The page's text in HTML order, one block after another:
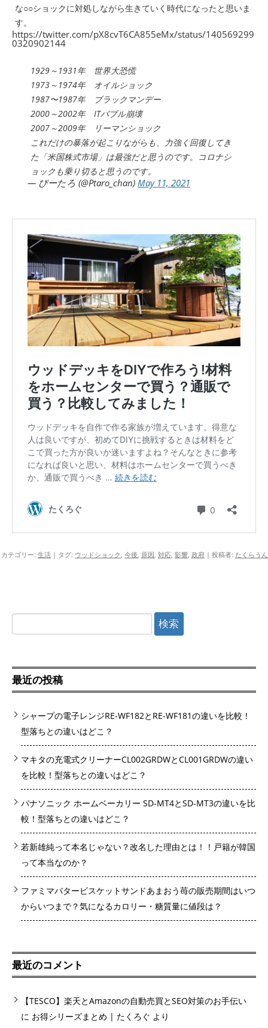
な○○ショックに対処しながら生きていく時代になったと思いま
す。
https://twitter.com/pX8cvT6CA855eMx/status/140569299
0320902144
1929～1931年 世界大恐慌
1973～1974年 オイルショック
1987〜1987年 ブラックマンデー
2000～2002年 ITバブル崩壊
2007～2009年 リーマンショック
これだけの暴落が起こりながらも、力強く回復してき
た「米国株式市場」は最強だと思うのです。コロナシ
ョックも乗り切ると思うのです。
— ぴーたろ (@Ptaro_chan) May 11, 2021
カテゴリー: 生活 | タグ: ウッドショック 今後 原因 対応 影響 政府 | 投稿者: たくらうん
索:
最近の投稿
シャープの電子レンジRE-WF182とRE-WF181の違いを比較！
型落ちとの違いはどこ？
マキタの充電式クリーナーCL002GRDWとCL001GRDWの違い
を比較！型落ちとの違いはどこ？
パナソニック ホームベーカリー SD-MT4とSD-MT3の違いを比
較！型落ちとの違いはどこ？
若新雄純って本名じゃない？改名した理由とは！！戸籍が韓国
って本当なのか？
ファミマバタービスケットサンドあまおう苺の販売期間はいつ
からいつまで？気になるカロリー・糖質量に値段は？
最近のコメント
【TESCO】楽天とAmazonの自動売買とSEO対策のお手伝い
に お得シリーズまとめ | たくろぐ より